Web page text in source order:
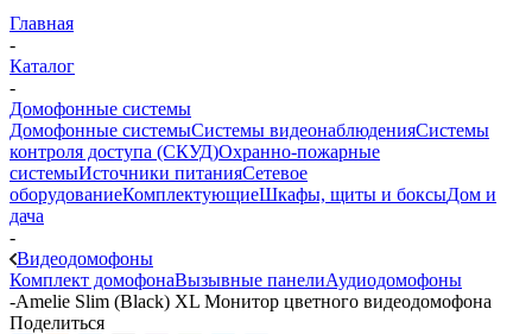
Главная
-
Каталог
-
Домофонные системы
Домофонные системыСистемы видеонаблюденияСистемы
контроля доступа (СКУД)Охранно-пожарные
системыИсточники питанияСетевое
оборудованиеКомплектующиеШкафы, щиты и боксыДом и
дача
-
Видеодомофоны
Комплект домофонаВызывные панелиАудиодомофоны
-Amelie Slim (Black) XL Монитор цветного видеодомофона
Поделиться